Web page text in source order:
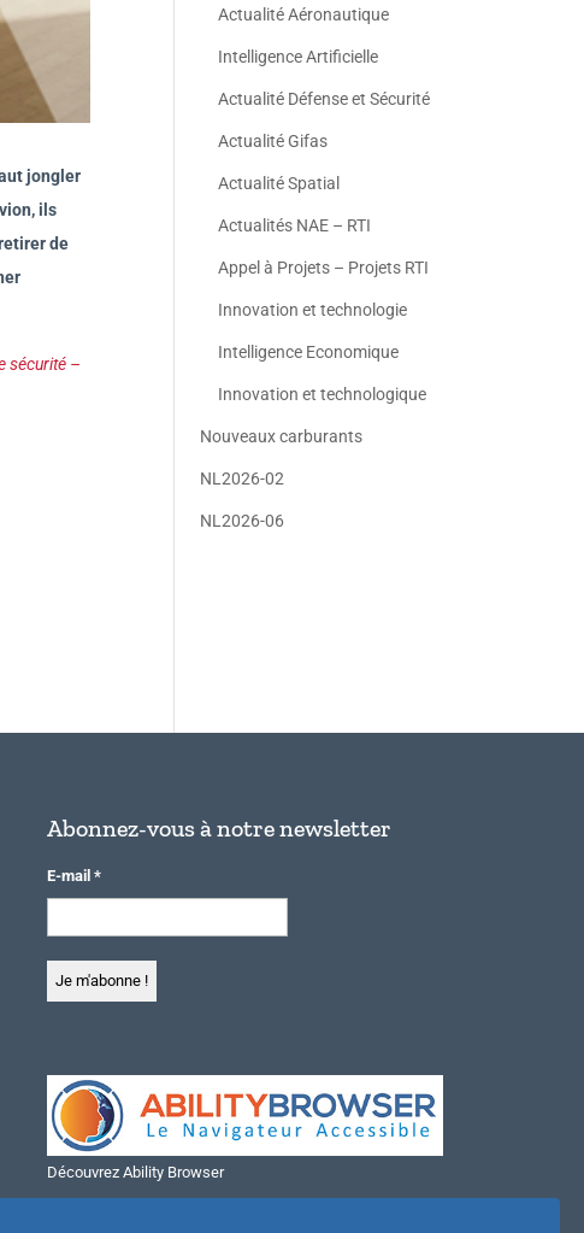
jongler
ils
de
sécurité –
Actualité Aéronautique
Intelligence Artificielle
Actualité Défense et Sécurité
Actualité Gifas
Actualité Spatial
Actualités NAE – RTI
Appel à Projets – Projets RTI
Innovation et technologie
Intelligence Economique
Innovation et technologique
Nouveaux carburants
NL2026-02
NL2026-06
Abonnez-vous à notre newsletter
E-mail *
Découvrez Ability Browser